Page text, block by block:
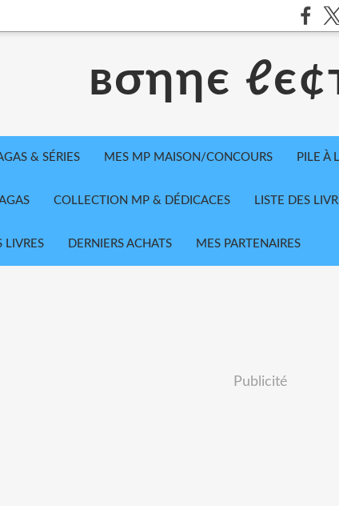
вσηηє
& SÉRIES MES MP MAISON/CONCOURS PILE À
COLLECTION MP & DÉDICACES LISTE DES
LIVRES DERNIERS ACHATS MES PARTENAIRES
Publicité